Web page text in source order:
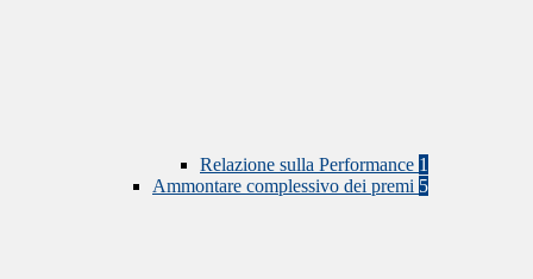
Relazione sulla Performance 1
Ammontare complessivo dei premi 5